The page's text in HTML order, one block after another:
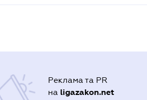
Реклама та PR
на ligazakon.net